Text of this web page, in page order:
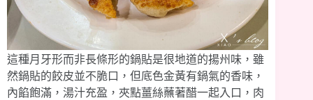
這種月牙形而非長條形的鍋貼是很地道的揚州味，雖
然鍋貼的餃皮並不脆口，但底色金黃有鍋氣的香味，
內餡飽滿，湯汁充盈，夾點薑絲蘸著醋一起入口，肉